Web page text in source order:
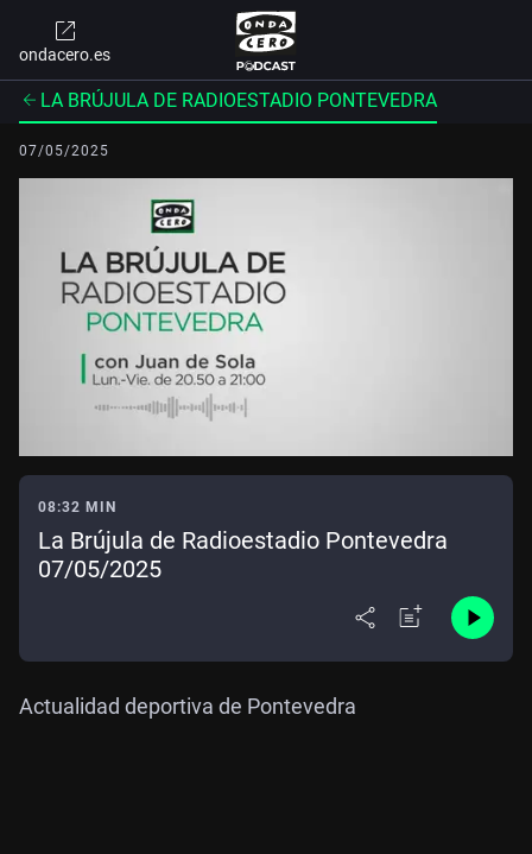
ondacero.es
LA BRÚJULA DE RADIOESTADIO PONTEVEDRA
07/05/2025
08:32 MIN
La Brújula de Radioestadio Pontevedra
07/05/2025
Actualidad deportiva de Pontevedra